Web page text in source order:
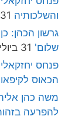
והשלכותיה 31 ביולי 2026
גרשון הכהן:
שלום' 31 ביולי 2026
פנחס
הכאוס
משה כהן
להפרעה